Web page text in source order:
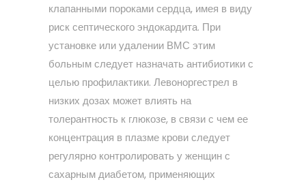
клапанными пороками сердца, имея в виду
риск септического эндокардита. При
установке или удалении ВМС этим
больным следует назначать антибиотики с
целью профилактики. Левоноргестрел в
низких дозах может влиять на
толерантность к глюкозе, в связи с чем ее
концентрация в плазме крови следует
регулярно контролировать у женщин с
сахарным диабетом, применяющих